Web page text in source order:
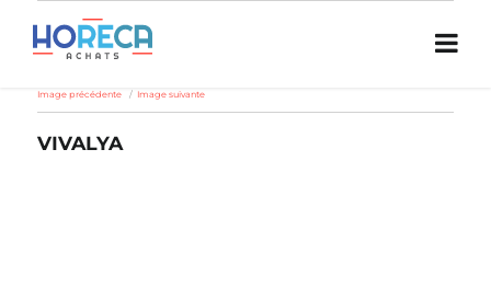
Image précédente Image suivante
VIVALYA